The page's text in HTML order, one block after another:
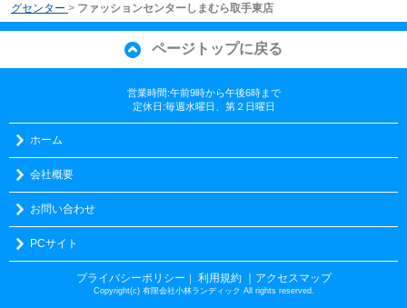
グセンター > ファッションセンターしまむら取手東店
ページトップに戻る
営業時間:午前9時から午後6時まで
定休日:毎週水曜日、第２日曜日
ホーム
会社概要
お問い合わせ
PCサイト
プライバシーポリシー ｜ 利用規約 ｜アクセスマップ
Copyright(c) 有限会社小林ランディック All rights reserved.